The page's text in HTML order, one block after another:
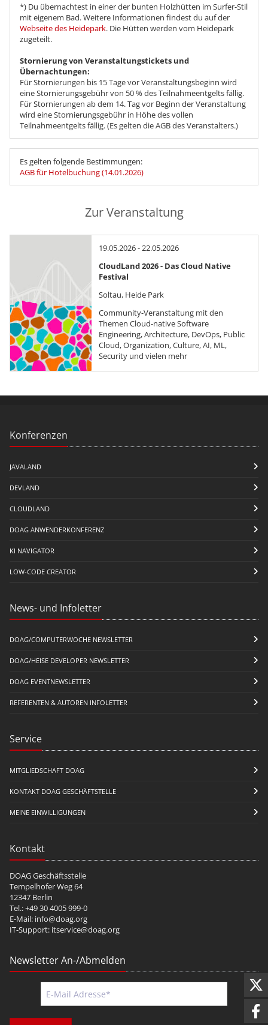
*) Du übernachtest in einer der bunten Holzhütten im Surfer-Stil
mit eigenem Bad. Weitere Informationen findest du auf der
Webseite des Heidepark. Die Hütten werden vom Heidepark
zugeteilt.
Stornierung von Veranstaltungstickets und
Übernachtungen:
Für Stornierungen bis 15 Tage vor Veranstaltungsbeginn wird
eine Stornierungsgebühr von 50 % des Teilnahmeentgelts fällig.
Für Stornierungen ab dem 14. Tag vor Beginn der Veranstaltung
wird eine Stornierungsgebühr in Höhe des vollen
Teilnahmeentgelts fällig. (Es gelten die AGB des Veranstalters.)
Es gelten folgende Bestimmungen:
AGB für Hotelbuchung (14.01.2026)
Zur Veranstaltung
19.05.2026 - 22.05.2026
CloudLand 2026 - Das Cloud Native
Festival
Soltau, Heide Park
Community-Veranstaltung mit den
Themen Cloud-native Software
Engineering, Architecture, DevOps, Public
Cloud, Organization, Culture, AI, ML,
Security und vielen mehr
Konferenzen
JAVALAND
DEVLAND
CLOUDLAND
DOAG ANWENDERKONFERENZ
KI NAVIGATOR
LOW-CODE CREATOR
News- und Infoletter
DOAG/COMPUTERWOCHE NEWSLETTER
DOAG/HEISE DEVELOPER NEWSLETTER
DOAG EVENTNEWSLETTER
REFERENTEN & AUTOREN INFOLETTER
Service
MITGLIEDSCHAFT DOAG
KONTAKT DOAG GESCHÄFTSTELLE
MEINE EINWILLIGUNGEN
Kontakt
DOAG Geschäftsstelle
Tempelhofer Weg 64
12347 Berlin
Tel.: +49 30 4005 999-0
E-Mail: info@doag.org
IT-Support: itservice@doag.org
Newsletter An-/Abmelden